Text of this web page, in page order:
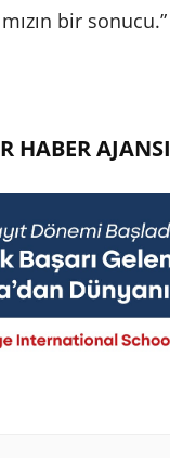
bir sonucu.”
HABER AJANSI